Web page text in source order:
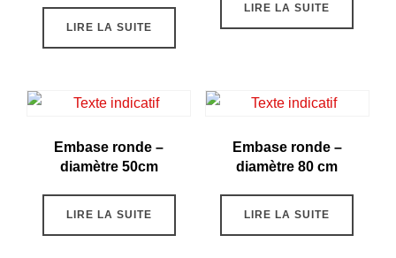
LIRE LA SUITE
LIRE LA SUITE
Embase ronde –
diamètre 50cm
LIRE LA SUITE
Embase ronde –
diamètre 80 cm
LIRE LA SUITE